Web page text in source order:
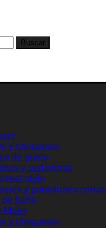
Buscar
y chaquetas
de punto
y sudaderas
style
y pantalones cortos
baño
Mujer
y chaquetas